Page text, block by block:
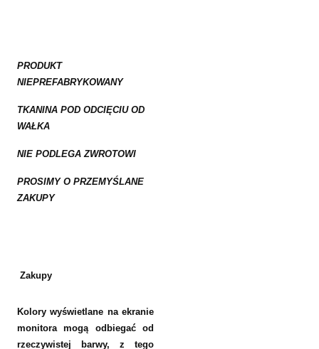
PRODUKT
NIEPREFABRYKOWANY
TKANINA POD ODCIĘCIU OD
WAŁKA
NIE PODLEGA ZWROTOWI
PROSIMY O PRZEMYŚLANE
ZAKUPY
Zakupy
Kolory wyświetlane na ekranie
monitora mogą odbiegać od
rzeczywistej barwy, z tego